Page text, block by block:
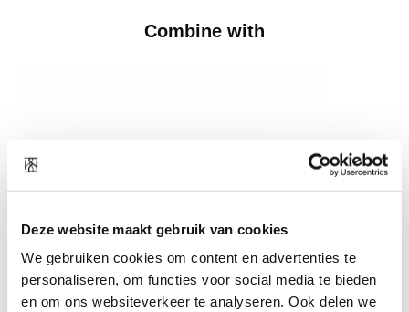
Deze website maakt gebruik van cookies
We gebruiken cookies om content en advertenties te
personaliseren, om functies voor social media te bieden
en om ons websiteverkeer te analyseren. Ook delen we
Combine with